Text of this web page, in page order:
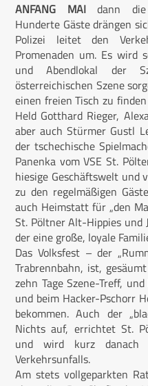
ANFANG MAIdann die
Hunderte Gäste drängen
Polizei leitet den
Promenaden um. Es wird
und Abendlokal der
österreichischen Szene
einen freien Tisch zu
Held Gotthard Rieger,
aber auch Stürmer Gustl
der tschechische
Panenka vom VSE St.
hiesige Geschäftswelt und
zu den regelmäßigen
auch Heimstatt für „den
St. Pöltner Alt-Hippies und
der eine große, loyale
Das Volksfest – der
Trabrennbahn, ist,
zehn Tage Szene-Treff,
und beim Hacker-Pschorr
bekommen. Auch der
Nichts auf, errichtet St.
und wird kurz danach
Verkehrsunfalls.
Am stets vollgeparkten